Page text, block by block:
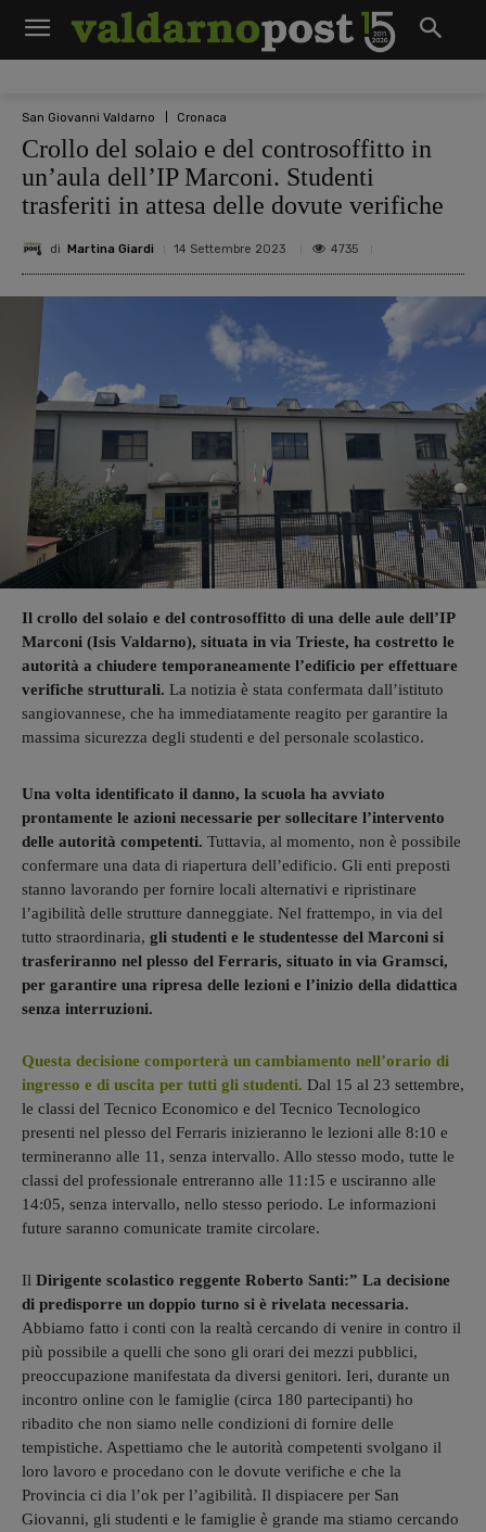
San Giovanni Valdarno Cronaca
Crollo del solaio e del controsoffitto in
un’aula dell’IP Marconi. Studenti
trasferiti in attesa delle dovute verifiche
di Martina Giardi 14 Settembre 2023 4735
Il crollo del solaio e del controsoffitto di una delle aule dell’IP
Marconi (Isis Valdarno), situata in via Trieste, ha costretto le
autorità a chiudere temporaneamente l’edificio per effettuare
verifiche strutturali. La notizia è stata confermata dall’istituto
sangiovannese, che ha immediatamente reagito per garantire la
massima sicurezza degli studenti e del personale scolastico.
Una volta identificato il danno, la scuola ha avviato
prontamente le azioni necessarie per sollecitare l’intervento
delle autorità competenti. Tuttavia, al momento, non è possibile
confermare una data di riapertura dell’edificio. Gli enti preposti
stanno lavorando per fornire locali alternativi e ripristinare
l’agibilità delle strutture danneggiate. Nel frattempo, in via del
tutto straordinaria, gli studenti e le studentesse del Marconi si
trasferiranno nel plesso del Ferraris, situato in via Gramsci,
per garantire una ripresa delle lezioni e l’inizio della didattica
senza interruzioni.
Questa decisione comporterà un cambiamento nell’orario di
ingresso e di uscita per tutti gli studenti. Dal 15 al 23 settembre,
le classi del Tecnico Economico e del Tecnico Tecnologico
presenti nel plesso del Ferraris inizieranno le lezioni alle 8:10 e
termineranno alle 11, senza intervallo. Allo stesso modo, tutte le
classi del professionale entreranno alle 11:15 e usciranno alle
14:05, senza intervallo, nello stesso periodo. Le informazioni
future saranno comunicate tramite circolare.
Il Dirigente scolastico reggente Roberto Santi:” La decisione
di predisporre un doppio turno si è rivelata necessaria.
Abbiamo fatto i conti con la realtà cercando di venire in contro il
più possibile a quelli che sono gli orari dei mezzi pubblici,
preoccupazione manifestata da diversi genitori. Ieri, durante un
incontro online con le famiglie (circa 180 partecipanti) ho
ribadito che non siamo nelle condizioni di fornire delle
tempistiche. Aspettiamo che le autorità competenti svolgano il
loro lavoro e procedano con le dovute verifiche e che la
Provincia ci dia l’ok per l’agibilità. Il dispiacere per San
Giovanni, gli studenti e le famiglie è grande ma stiamo cercando